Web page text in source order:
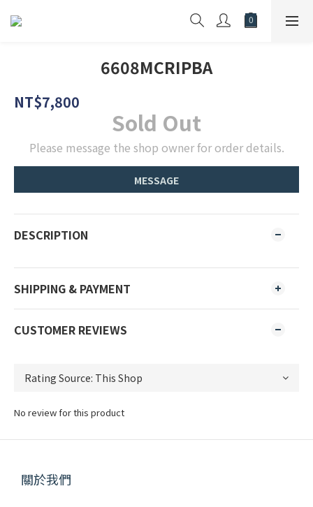
6608MCRIPBA
NT$7,800
Sold Out
Please message the shop owner for order details.
MESSAGE
DESCRIPTION
SHIPPING & PAYMENT
CUSTOMER REVIEWS
No review for this product
關於我們